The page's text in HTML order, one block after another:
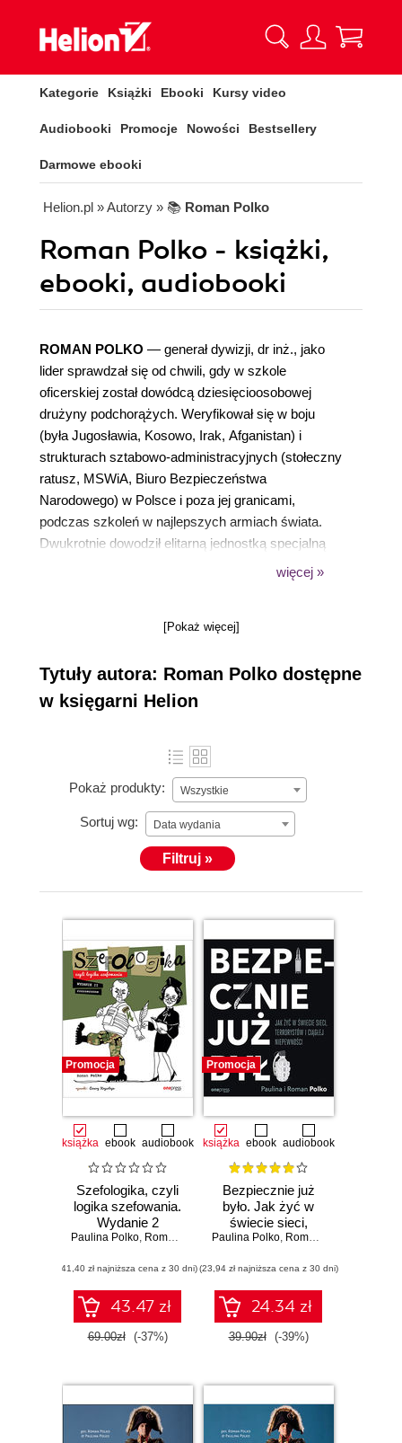
Kategorie Książki Ebooki Kursy video
Audiobooki Promocje Nowości Bestsellery
Darmowe ebooki
Helion.pl » Autorzy » 📚 Roman Polko
Roman Polko - książki,
ebooki, audiobooki
ROMAN POLKO — generał dywizji, dr inż., jako
lider sprawdzał się od chwili, gdy w szkole
oficerskiej został dowódcą dziesięcioosobowej
drużyny podchorążych. Weryfikował się w boju
(była Jugosławia, Kosowo, Irak, Afganistan) i
strukturach sztabowo-administracyjnych (stołeczny
ratusz, MSWiA, Biuro Bezpieczeństwa
Narodowego) w Polsce i poza jej granicami,
podczas szkoleń w najlepszych armiach świata.
Dwukrotnie dowodził elitarną jednostką specjalną
GROM. Z żołnierzami tej jednostki nie tylko
wysokości 10 tysięcy metrów. Obronił rozprawę
jednostkami specjalnymi. Członek Rady do spraw
Bezpieczeństwa i Obronności przy Prezydencie RP.
Maratończyk, triathlonista, zawodnik Hokejowej
więcej »
[Pokaż więcej]
Tytuły autora: Roman Polko dostępne
w księgarni Helion
Pokaż produkty: Wszystkie
Sortuj wg: Data wydania
Filtruj »
Promocja
książka ebook audiobook
Szefologika, czyli
logika szefowania.
Wydanie 2
rozszerzone
Paulina Polko, Roman Polko
(41,40 zł najniższa cena z 30 dni)
43.47 zł
69.00zł (-37%)
Promocja
książka ebook audiobook
Bezpiecznie już
było. Jak żyć w
świecie sieci,
terrorystów i ciągłej
Paulina Polko, Roman Polko
(23,94 zł najniższa cena z 30 dni)
24.34 zł
39.90zł (-39%)